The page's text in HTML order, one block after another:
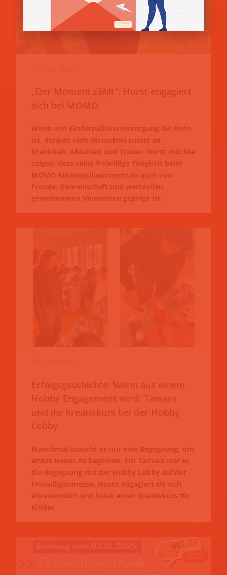
„Der Moment zählt“: Horst engagiert
sich bei MOMO
Wenn von Kinderpalliativversorgung die Rede
ist, denken viele Menschen zuerst an
Krankheit, Abschied und Trauer. Horst möchte
zeigen, dass seine freiwillige Tätigkeit beim
MOMO Kinderpalliativzentrum auch von
Freude, Gemeinschaft und wertvollen
gemeinsamen Momenten geprägt ist.
Erfolgsgeschichte: Wenn aus einem
Hobby Engagement wird: Tamara
und ihr Kreativkurs bei der Hobby
Lobby
Manchmal braucht es nur eine Begegnung, um
etwas Neues zu beginnen. Für Tamara war es
die Begegnung mit der Hobby Lobby auf der
Freiwilligenmesse. Heute engagiert sie sich
ehrenamtlich und leitet einen Kreativkurs für
Kinder.